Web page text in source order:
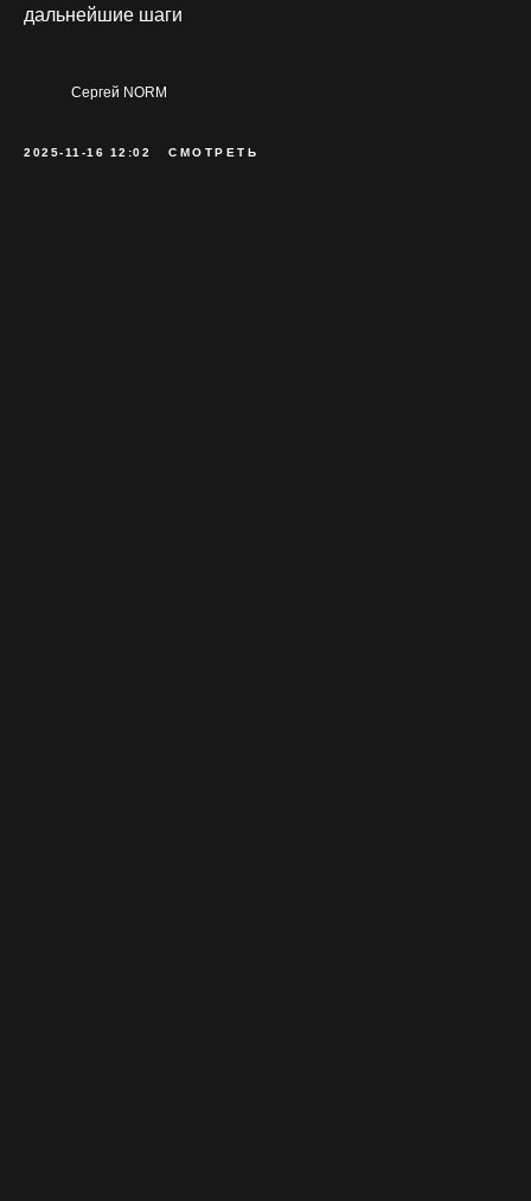
дальнейшие шаги
Сергей NORM
2025-11-16 12:02 СМОТРЕТЬ